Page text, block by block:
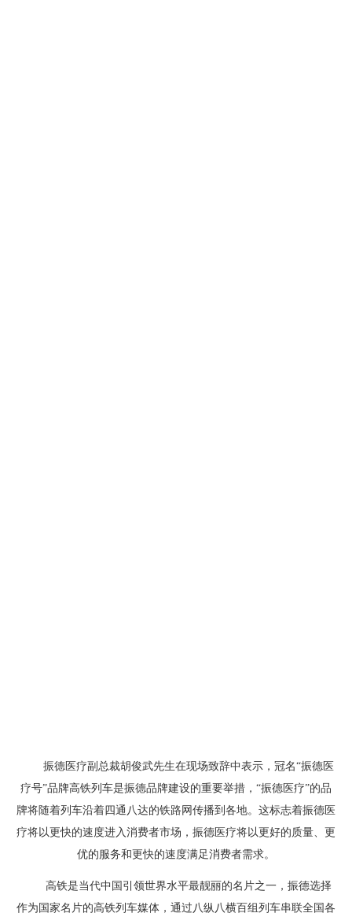
振德医疗副总裁胡俊武先生在现场致辞中表示，冠名“振德医
疗号”品牌高铁列车是振德品牌建设的重要举措，“振德医疗”的品
牌将随着列车沿着四通八达的铁路网传播到各地。这标志着振德医
疗将以更快的速度进入消费者市场，振德医疗将以更好的质量、更
优的服务和更快的速度满足消费者需求。
高铁是当代中国引领世界水平最靓丽的名片之一，振德选择
作为国家名片的高铁列车媒体，通过八纵八横百组列车串联全国各